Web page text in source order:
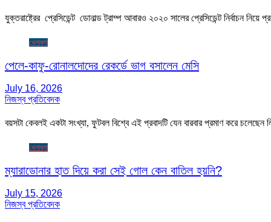
যুক্তরাষ্ট্রের প্রেসিডেন্ট ডোনাল্ড ট্রাম্প আবারও ২০২০ সালের প্রেসিডেন্ট নির্বাচন
খেলাধুলা
পেলে-কাফু-রোনালদোদের রেকর্ডে ভাগ বসালেন মেসি
July 16, 2026
নিজস্ব প্রতিবেদক
বয়সটা কেবলই একটা সংখ্যা, ফুটবল বিশ্বে এই প্রবাদটি যেন বারবার প্রমাণ করে
খেলাধুলা
ম্যারাডোনার হাত দিয়ে করা সেই গোল কেন বাতিল হয়নি?
July 15, 2026
নিজস্ব প্রতিবেদক